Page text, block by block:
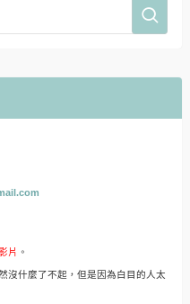
片 。
沒什麼了不起，但是因為白目的人太